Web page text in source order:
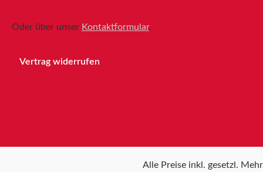
wir Ihnen gerne auf Anfrage an.
Oder über unser Kontaktformular.
Vertrag widerrufen
Alle Preise inkl. gesetzl.